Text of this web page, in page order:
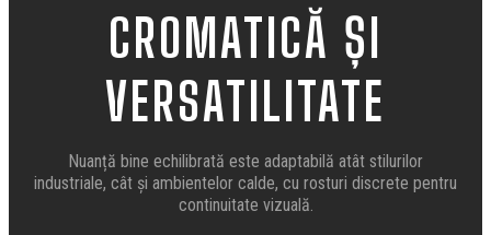
CROMATICĂ ȘI
VERSATILITATE
Nuanță bine echilibrată este adaptabilă atât stilurilor
industriale, cât și ambientelor calde, cu rosturi discrete pentru
continuitate vizuală.